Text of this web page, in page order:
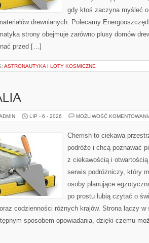
gdy ktoś zaczyna myśleć o
drewnianych. Polecamy
strony obejmuje zarówno plusy domów
przed […]
ASTRONAUTYKA I LOTY KOSMICZNE
LIP - 6 - 2026 MOŻLIWOŚĆ
Cherrish to ciekawa
podróże i chcą poznawać
z ciekawością i
serwis podróżniczy, który
osoby planujące
po prostu lubią czytać o
codzienności różnych krajów. Strona łączy
sposobem opowiadania, dzięki czemu